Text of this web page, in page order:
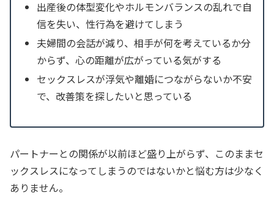
出産後の体型変化やホルモンバランスの乱れで自
信を失い、性行為を避けてしまう
夫婦間の会話が減り、相手が何を考えているか分
からず、心の距離が広がっている気がする
セックスレスが浮気や離婚につながらないか不安
で、改善策を探したいと思っている
パートナーとの関係が以前ほど盛り上がらず、このままセ
ックスレスになってしまうのではないかと悩む方は少なく
ありません。